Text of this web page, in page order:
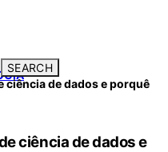
SEARCH
ciência de dados e porquê
ciência de dados e